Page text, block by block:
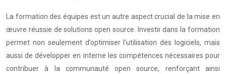
La formation des équipes est un autre aspect crucial de la mise en
œuvre réussie de solutions open source. Investir dans la formation
permet non seulement d’optimiser l’utilisation des logiciels, mais
aussi de développer en interne les compétences nécessaires pour
contribuer à la communauté open source, renforçant ainsi